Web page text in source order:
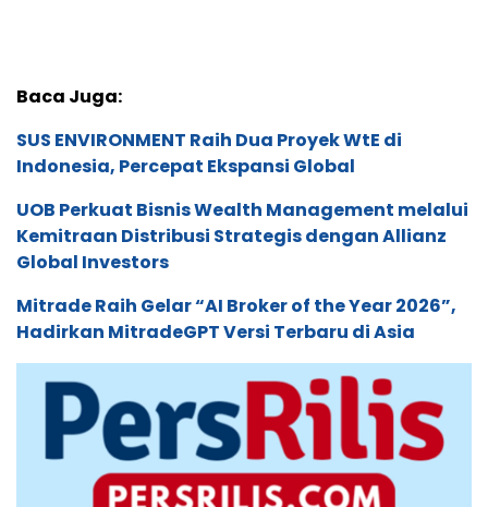
Baca Juga:
SUS ENVIRONMENT Raih Dua Proyek WtE di
Indonesia, Percepat Ekspansi Global
UOB Perkuat Bisnis Wealth Management melalui
Kemitraan Distribusi Strategis dengan Allianz
Global Investors
Mitrade Raih Gelar “AI Broker of the Year 2026”,
Hadirkan MitradeGPT Versi Terbaru di Asia